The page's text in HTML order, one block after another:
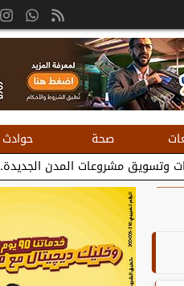
صحة حوادث